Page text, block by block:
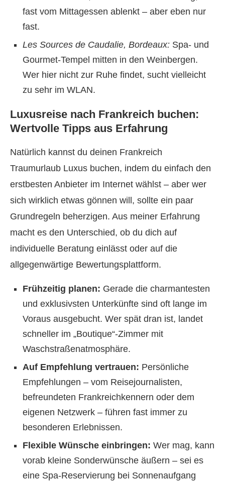
fast vom Mittagessen ablenkt – aber eben nur
fast.
Les Sources de Caudalie, Bordeaux: Spa- und
Gourmet-Tempel mitten in den Weinbergen.
Wer hier nicht zur Ruhe findet, sucht vielleicht
zu sehr im WLAN.
Luxusreise nach Frankreich buchen:
Wertvolle Tipps aus Erfahrung
Natürlich kannst du deinen Frankreich
Traumurlaub Luxus buchen, indem du einfach den
erstbesten Anbieter im Internet wählst – aber wer
sich wirklich etwas gönnen will, sollte ein paar
Grundregeln beherzigen. Aus meiner Erfahrung
macht es den Unterschied, ob du dich auf
individuelle Beratung einlässt oder auf die
allgegenwärtige Bewertungsplattform.
Frühzeitig planen: Gerade die charmantesten
und exklusivsten Unterkünfte sind oft lange im
Voraus ausgebucht. Wer spät dran ist, landet
schneller im „Boutique“-Zimmer mit
Waschstraßenatmosphäre.
Auf Empfehlung vertrauen: Persönliche
Empfehlungen – vom Reisejournalisten,
befreundeten Frankreichkennern oder dem
eigenen Netzwerk – führen fast immer zu
besonderen Erlebnissen.
Flexible Wünsche einbringen: Wer mag, kann
vorab kleine Sonderwünsche äußern – sei es
eine Spa-Reservierung bei Sonnenaufgang